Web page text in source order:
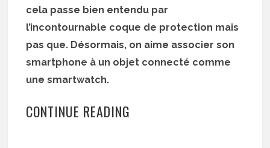
cela passe bien entendu par
l’incontournable coque de protection mais
pas que. Désormais, on aime associer son
smartphone à un objet connecté comme
une smartwatch.
CONTINUE READING